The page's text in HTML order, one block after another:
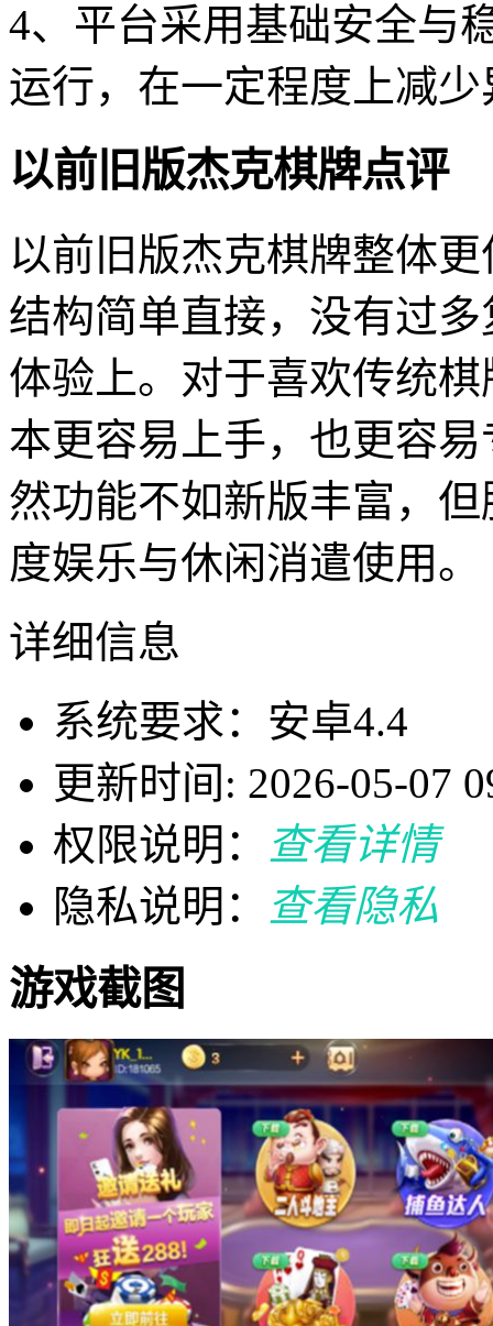
4、平台采用基础安全与
运行，在一定程度上减
以前旧版杰克棋牌点评
以前旧版杰克棋牌整体
结构简单直接，没有过
体验上。对于喜欢传统
本更容易上手，也更容
然功能不如新版丰富，
度娱乐与休闲消遣使用。
详细信息
系统要求：安卓4.4
更新时间: 2026-05-07
权限说明：
查看详情
隐私说明：
查看隐私
游戏截图